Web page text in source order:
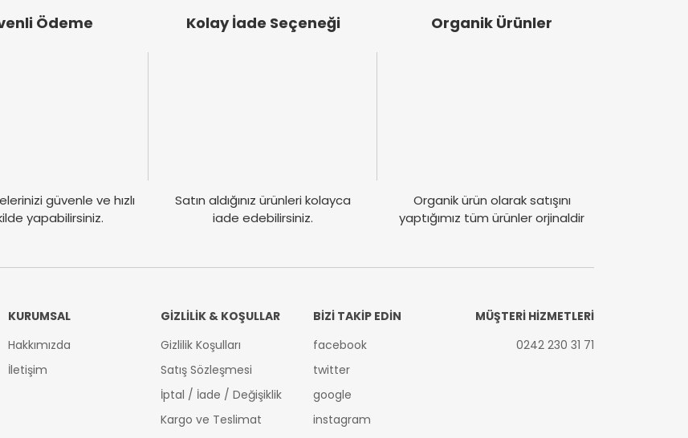
Ödeme
güvenle ve hızlı
yapabilirsiniz.
Kolay İade Seçeneği
Satın aldığınız ürünleri kolayca
iade edebilirsiniz.
Organik Ürünler
Organik ürün olarak satışını
yaptığımız tüm ürünler orjinaldir
KURUMSAL
Hakkımızda
İletişim
GİZLİLİK & KOŞULLAR
Gizlilik Koşulları
Satış Sözleşmesi
İptal / İade / Değişiklik
Kargo ve Teslimat
BİZİ TAKİP EDİN
facebook
twitter
google
instagram
MÜŞTERİ HİZMETLERİ
0242 230 31 71